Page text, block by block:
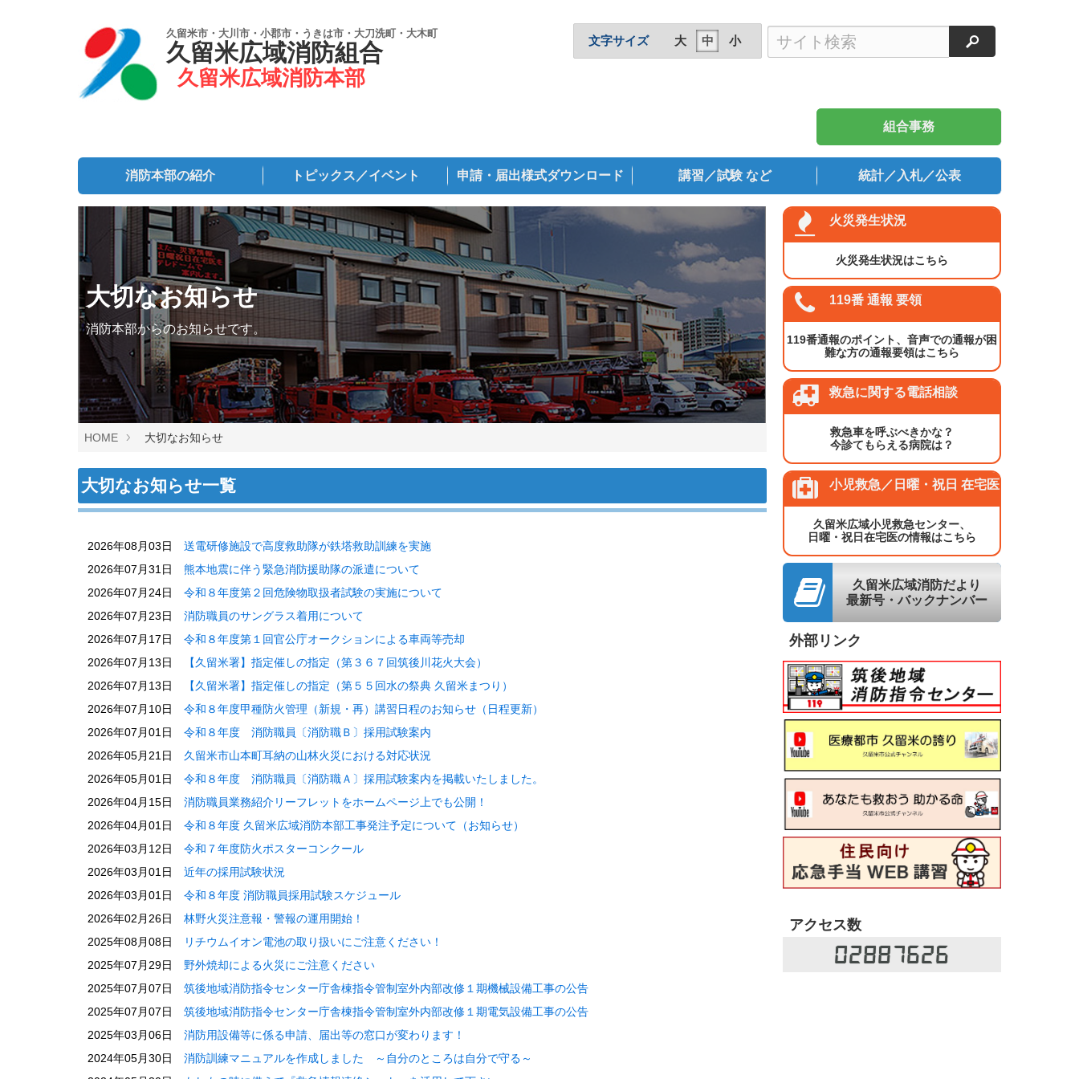
久留米市・大川市・小郡市・うきは市・大刀洗町・大木町
久留米広域消防組合
久留米広域消防本部
文字サイズ 大 中 小 検索
組合事務
消防本部の紹介 トピックス／イベント 申請・届出様式ダウンロード 講習／試験 など 統計／入札／公表
大切なお知らせ
消防本部からのお知らせです。
HOME 大切なお知らせ
大切なお知らせ一覧
2026年08月03日
送電研修施設で高度救助隊が鉄塔救助訓練を実施
2026年07月31日
熊本地震に伴う緊急消防援助隊の派遣について
2026年07月24日
令和８年度第２回危険物取扱者試験の実施について
2026年07月23日
消防職員のサングラス着用について
2026年07月17日
令和８年度第１回官公庁オークションによる車両等売却
2026年07月13日
【久留米署】指定催しの指定（第３６７回筑後川花火大会）
2026年07月13日
【久留米署】指定催しの指定（第５５回水の祭典 久留米まつり）
2026年07月10日
令和８年度甲種防火管理（新規・再）講習日程のお知らせ（日程更新）
2026年07月01日
令和８年度 消防職員〔消防職Ｂ〕採用試験案内
2026年05月21日
久留米市山本町耳納の山林火災における対応状況
2026年05月01日
令和８年度 消防職員〔消防職Ａ〕採用試験案内を掲載いたしました。
2026年04月15日
消防職員業務紹介リーフレットをホームページ上でも公開！
2026年04月01日
令和８年度 久留米広域消防本部工事発注予定について（お知らせ）
2026年03月12日
令和７年度防火ポスターコンクール
2026年03月01日
近年の採用試験状況
2026年03月01日
令和８年度 消防職員採用試験スケジュール
2026年02月26日
林野火災注意報・警報の運用開始！
2025年08月08日
リチウムイオン電池の取り扱いにご注意ください！
2025年07月29日
野外焼却による火災にご注意ください
2025年07月07日
筑後地域消防指令センター庁舎棟指令管制室外内部改修１期機械設備工事の公告
2025年07月07日
筑後地域消防指令センター庁舎棟指令管制室外内部改修１期電気設備工事の公告
2025年03月06日
消防用設備等に係る申請、届出等の窓口が変わります！
2024年05月30日
消防訓練マニュアルを作成しました ～自分のところは自分で守る～
火災発生状況
火災発生状況はこちら
119番 通報 要領
119番通報のポイント、音声での通報が困
難な方の通報要領はこちら
救急に関する電話相談
救急車を呼ぶべきかな？
今診てもらえる病院は？
小児救急／日曜・祝日 在宅医
久留米広域小児救急センター、
日曜・祝日在宅医の情報はこちら
久留米広域消防だより
最新号・バックナンバー
外部リンク
アクセス数
02887626